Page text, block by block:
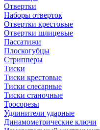
Отвертки
Наборы отверток
Отвертки крестовые
Отвертки шлицевые
Пассатижи
Плоскогубцы
Стрипперы
Тиски
Тиски крестовые
Тиски слесарные
Тиски станочные
Тросорезы
Удлинители ударные
Динамометрические ключи